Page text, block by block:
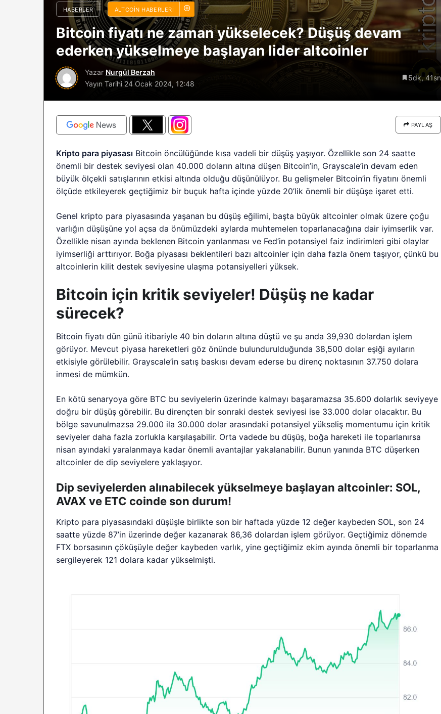
HABERLER ALTCOIN HABERLERI
Bitcoin fiyatı ne zaman yükselecek? Düşüş devam
ederken yükselmeye başlayan lider altcoinler
Yazar Nurgül Berzah
Yayın Tarihi 24 Ocak 2024, 12:48
5dk, 41sn
PAYLAŞ
Kripto para piyasası Bitcoin öncülüğünde kısa vadeli bir düşüş yaşıyor. Özellikle son 24 saatte
önemli bir destek seviyesi olan 40.000 doların altına düşen Bitcoin’in, Grayscale’in devam eden
büyük ölçekli satışlarının etkisi altında olduğu düşünülüyor. Bu gelişmeler Bitcoin’in fiyatını önemli
ölçüde etkileyerek geçtiğimiz bir buçuk hafta içinde yüzde 20’lik önemli bir düşüşe işaret etti.
Genel kripto para piyasasında yaşanan bu düşüş eğilimi, başta büyük altcoinler olmak üzere çoğu
varlığın düşüşüne yol açsa da önümüzdeki aylarda muhtemelen toparlanacağına dair iyimserlik var.
Özellikle nisan ayında beklenen Bitcoin yarılanması ve Fed’in potansiyel faiz indirimleri gibi olaylar
iyimserliği arttırıyor. Boğa piyasası beklentileri bazı altcoinler için daha fazla önem taşıyor, çünkü bu
altcoinlerin kilit destek seviyesine ulaşma potansiyelleri yüksek.
Bitcoin için kritik seviyeler! Düşüş ne kadar
sürecek?
Bitcoin fiyatı dün günü itibariyle 40 bin doların altına düştü ve şu anda 39,930 dolardan işlem
görüyor. Mevcut piyasa hareketleri göz önünde bulundurulduğunda 38,500 dolar eşiği ayıların
etkisiyle görülebilir. Grayscale’in satış baskısı devam ederse bu direnç noktasının 37.750 dolara
inmesi de mümkün.
En kötü senaryoya göre BTC bu seviyelerin üzerinde kalmayı başaramazsa 35.600 dolarlık seviyeye
doğru bir düşüş görebilir. Bu dirençten bir sonraki destek seviyesi ise 33.000 dolar olacaktır. Bu
bölge savunulmazsa 29.000 ila 30.000 dolar arasındaki potansiyel yükseliş momentumu için kritik
seviyeler daha fazla zorlukla karşılaşabilir. Orta vadede bu düşüş, boğa hareketi ile toparlanırsa
nisan ayındaki yaralanmaya kadar önemli avantajlar yakalanabilir. Bunun yanında BTC düşerken
altcoinler de dip seviyelere yaklaşıyor.
Dip seviyelerden alınabilecek yükselmeye başlayan altcoinler: SOL,
AVAX ve ETC coinde son durum!
Kripto para piyasasındaki düşüşle birlikte son bir haftada yüzde 12 değer kaybeden SOL, son 24
saatte yüzde 87’in üzerinde değer kazanarak 86,36 dolardan işlem görüyor. Geçtiğimiz dönemde
FTX borsasının çöküşüyle değer kaybeden varlık, yine geçtiğimiz ekim ayında önemli bir toparlanma
sergileyerek 121 dolara kadar yükselmişti.
sürüyor: Analistlere göre
2026 BTC çöküşü neden
sınırlı kalabilir?
Riski: Uzun Vadeli HYPER
Boğaları 31,1 Milyon Dolarlık
Birikim Yapıyor